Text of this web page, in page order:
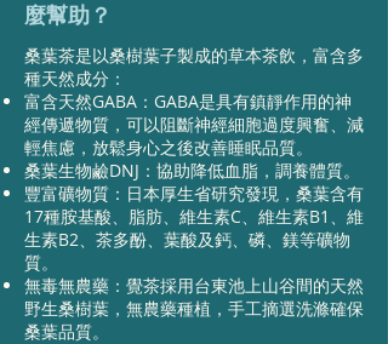
麼幫助？
桑葉茶是以桑樹葉子製成的草本茶飲，富含多
種天然成分：​
富含天然GABA：GABA是具有鎮靜作用的神
經傳遞物質，可以阻斷神經細胞過度興奮、減
輕焦慮，放鬆身心之後改善睡眠品質。
桑葉生物鹼DNJ：協助降低血脂，調養體質。
豐富礦物質：日本厚生省研究發現，桑葉含有
17種胺基酸、脂肪、維生素C、維生素B1、維
生素B2、茶多酚、葉酸及鈣、磷、鎂等礦物
質。
無毒無農藥：覺茶採用台東池上山谷間的天然
野生桑樹葉，無農藥種植，手工摘選洗滌確保
桑葉品質。